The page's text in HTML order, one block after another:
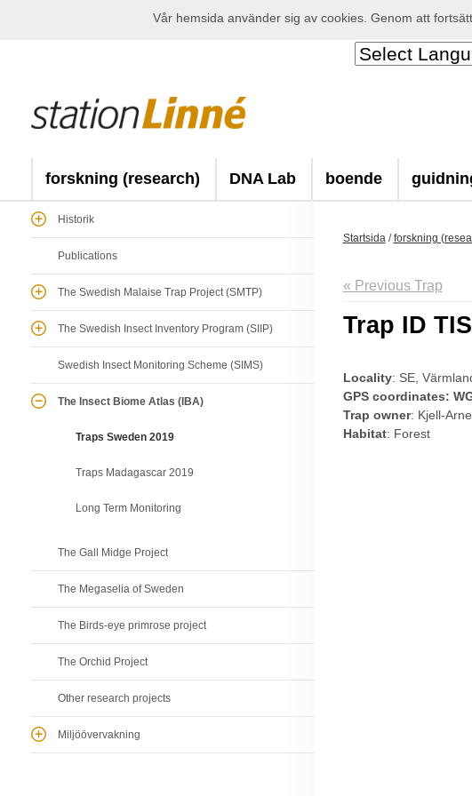
forskning (research) DNA Lab boende
Historik
Publications
The Swedish Malaise Trap Project (SMTP)
The Swedish Insect Inventory Program (SIIP)
Swedish Insect Monitoring Scheme (SIMS)
The Insect Biome Atlas (IBA)
Traps Sweden 2019
Traps Madagascar 2019
Long Term Monitoring
The Gall Midge Project
The Megaselia of Sweden
The Birds-eye primrose project
The Orchid Project
Other research projects
Miljöövervakning
Startsida/forskning
« Previous Trap
Trap ID
Locality: SE,
GPS coordinates:
Trap owner: Kjell-
Habitat: Forest
Vår hemsida använder sig av cookies. Genom att